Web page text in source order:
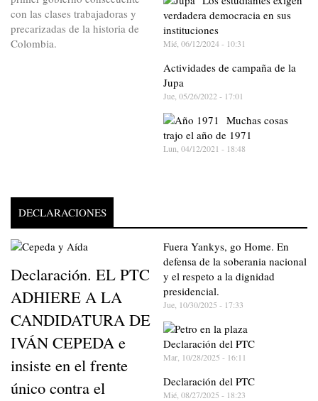
con las clases trabajadoras y
precarizadas de la historia de
Colombia.
verdadera democracia en sus
instituciones
Mié, 06/12/2024 - 10:31
Actividades de campaña de la
Jupa
Jue, 05/26/2022 - 17:01
Muchas cosas
trajo el año de 1971
Lun, 04/12/2021 - 18:48
DECLARACIONES
Declaración. EL PTC
ADHIERE A LA
CANDIDATURA DE
IVÁN CEPEDA e
insiste en el frente
único contra el
Fuera Yankys, go Home. En
defensa de la soberania nacional
y el respeto a la dignidad
presidencial.
Jue, 10/30/2025 - 17:33
Declaración del PTC
Mar, 10/28/2025 - 16:11
Declaración del PTC
Mié, 08/27/2025 - 18:23